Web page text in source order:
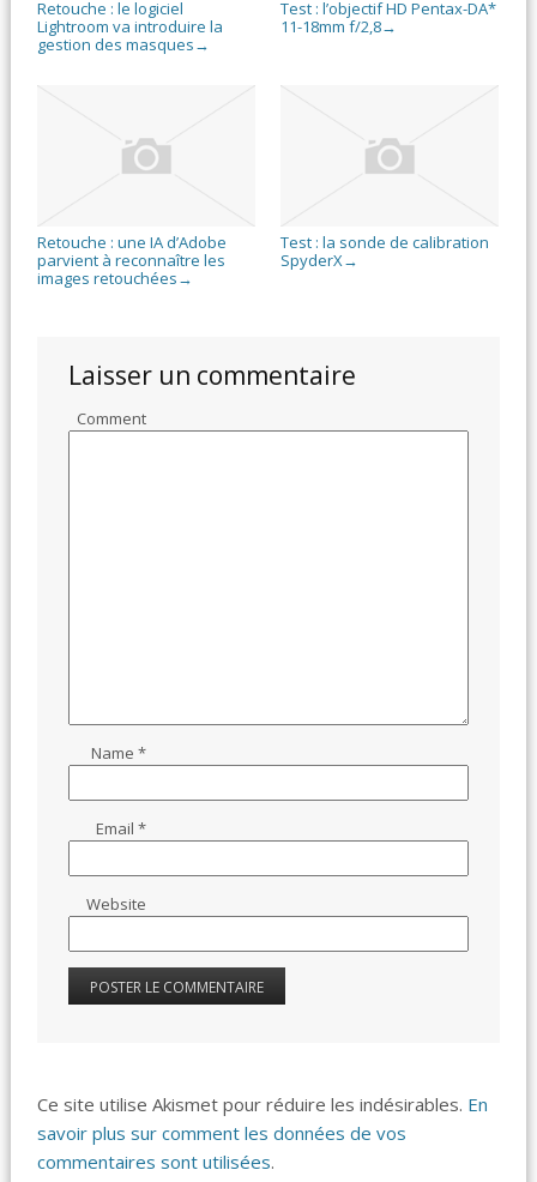
Retouche : le logiciel
Lightroom va introduire la
gestion des masques →
Test : l’objectif HD Pentax-DA*
11-18mm f/2,8→
Retouche : une IA d’Adobe
parvient à reconnaître les
images retouchées →
Test : la sonde de calibration
SpyderX→
Laisser un commentaire
Comment
Name*
Email*
Website
Ce site utilise Akismet pour réduire les indésirables. En
savoir plus sur comment les données de vos
commentaires sont utilisées.